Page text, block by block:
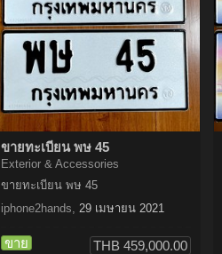
ขายทะเบียน พษ 45
Exterior & Accessories
ขายทะเบียน พษ 45
iphone2hands, 29 เมษายน 2021
ขาย THB 459,000.00